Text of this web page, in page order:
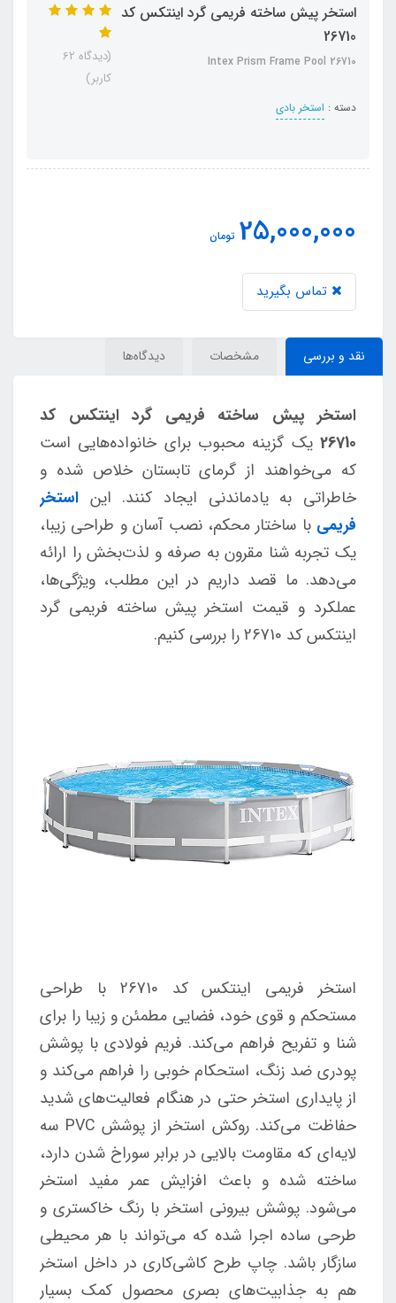
استخر پیش ساخته فریمی گرد اینتکس کد
26710
Intex Prism Frame Pool 26710
دسته : استخر بادی
(دیدگاه 62
کاربر)
25,000,000 تومان
تماس بگیرید
نقد و بررسی مشخصات دیدگاه‌ها
استخر پیش ساخته فریمی گرد اینتکس کد
26710 یک گزینه محبوب برای خانواده‌هایی است
که می‌خواهند از گرمای تابستان خلاص شده و
خاطراتی به یادماندنی ایجاد کنند. این استخر
فریمی با ساختار محکم، نصب آسان و طراحی زیبا،
یک تجربه شنا مقرون به صرفه و لذت‌بخش را ارائه
می‌دهد. ما قصد داریم در این مطلب، ویژگی‌ها،
عملکرد و قیمت استخر پیش ساخته فریمی گرد
اینتکس کد 26710 را بررسی کنیم.
استخر فریمی اینتکس کد 26710 با طراحی
مستحکم و قوی خود، فضایی مطمئن و زیبا را برای
شنا و تفریح فراهم می‌کند. فریم فولادی با پوشش
پودری ضد زنگ، استحکام خوبی را فراهم می‌کند و
از پایداری استخر حتی در هنگام فعالیت‌های شدید
حفاظت می‌کند. روکش استخر از پوشش PVC سه
لایه‌ای که مقاومت بالایی در برابر سوراخ شدن دارد،
ساخته شده و باعث افزایش عمر مفید استخر
می‌شود. پوشش بیرونی استخر با رنگ خاکستری و
طرحی ساده اجرا شده که می‌تواند با هر محیطی
سازگار باشد. چاپ طرح کاشی‌کاری در داخل استخر
هم به جذابیت‌های بصری محصول کمک بسیار